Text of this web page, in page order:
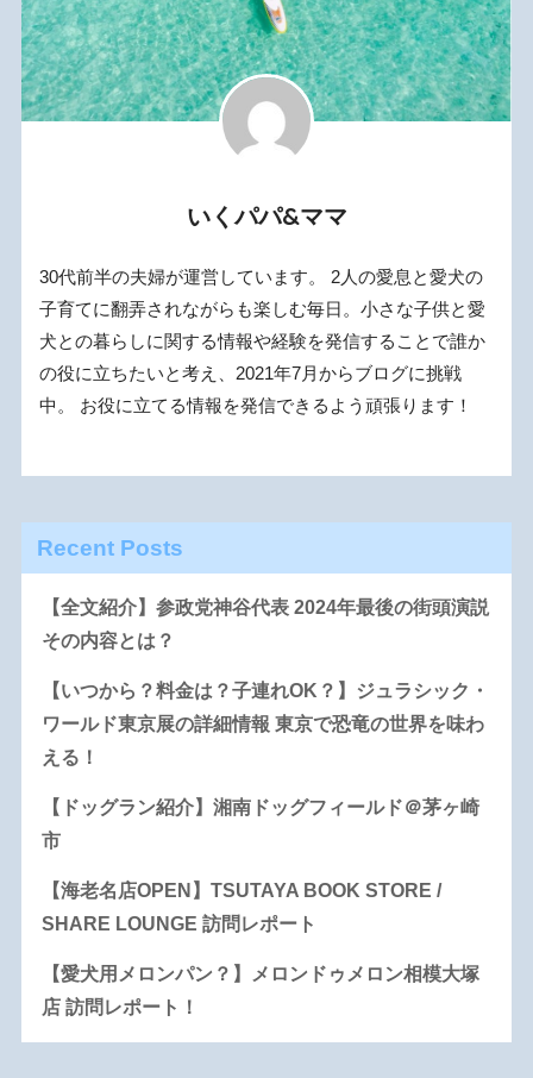
いくパパ&ママ
30代前半の夫婦が運営しています。 2人の愛息と愛犬の
子育てに翻弄されながらも楽しむ毎日。小さな子供と愛
犬との暮らしに関する情報や経験を発信することで誰か
の役に立ちたいと考え、2021年7月からブログに挑戦
中。 お役に立てる情報を発信できるよう頑張ります！
Recent Posts
【全文紹介】参政党神谷代表 2024年最後の街頭演説
その内容とは？
【いつから？料金は？子連れOK？】ジュラシック・
ワールド東京展の詳細情報 東京で恐竜の世界を味わ
える！
【ドッグラン紹介】湘南ドッグフィールド＠茅ヶ崎
市
【海老名店OPEN】TSUTAYA BOOK STORE /
SHARE LOUNGE 訪問レポート
【愛犬用メロンパン？】メロンドゥメロン相模大塚
店 訪問レポート！